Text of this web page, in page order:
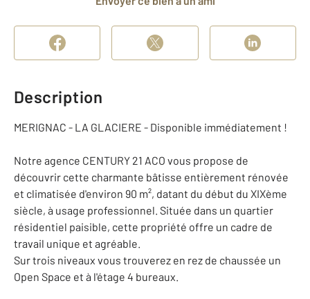
Description
MERIGNAC - LA GLACIERE - Disponible immédiatement !
Notre agence CENTURY 21 ACO vous propose de
découvrir cette charmante bâtisse entièrement rénovée
et climatisée d'environ 90 m², datant du début du XIXème
siècle, à usage professionnel. Située dans un quartier
résidentiel paisible, cette propriété offre un cadre de
travail unique et agréable.
Sur trois niveaux vous trouverez en rez de chaussée un
Open Space et à l'étage 4 bureaux.